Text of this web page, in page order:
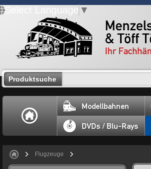
Select Language ▼
Produktsuche
Modellbahnen
DVDs / Blu-Rays
Flugzeuge